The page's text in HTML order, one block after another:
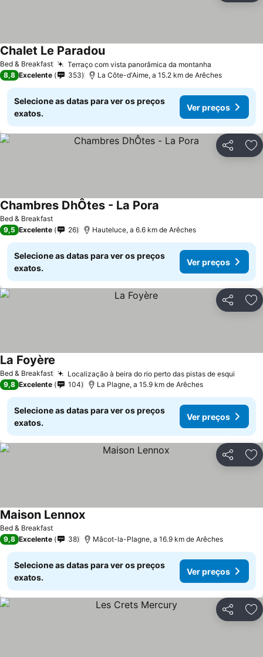
Bed & Breakfast Terraço com vista panorâmica da montanha
Chalet Le Paradou
8,8 Excelente 353 La Côte-d'Aime, a 15.2 km de Arêches
Selecione as datas para ver os preços
exatos.
Ver preços
Partilhar
Bed & Breakfast
Chambres DhÔtes - La Pora
9,5 Excelente 26 Hauteluce, a 6.6 km de Arêches
Selecione as datas para ver os preços
exatos.
Ver preços
Partilhar
Bed & Breakfast Localização à beira do rio perto das pistas de esqui
La Foyère
9,8 Excelente 104 La Plagne, a 15.9 km de Arêches
Selecione as datas para ver os preços
exatos.
Ver preços
Partilhar
Bed & Breakfast
Maison Lennox
9,8 Excelente 38 Mâcot-la-Plagne, a 16.9 km de Arêches
Selecione as datas para ver os preços
exatos.
Ver preços
Partilhar